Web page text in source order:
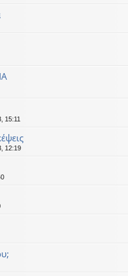
15:11
12:19